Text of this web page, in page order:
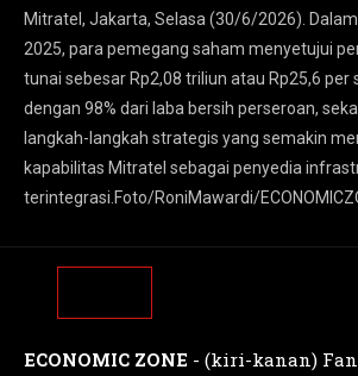
Mitratel, Jakarta, Selasa (30/6/2026). Dalam
2025, para pemegang saham menyetujui
tunai sebesar Rp2,08 triliun atau Rp25,6 per
dengan 98% dari laba bersih perseroan,
langkah-langkah strategis yang semakin
kapabilitas Mitratel sebagai penyedia
terintegrasi.Foto/RoniMawardi/
ECONOMIC ZONE - (kiri-kanan)